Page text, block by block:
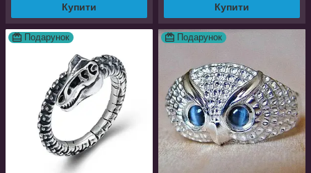
Купити Купити
Подарунок Подарунок